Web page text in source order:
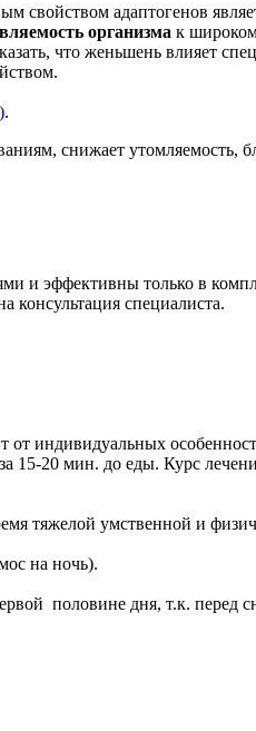
свойством адаптогенов
организма к
что женьшень влияет
.
снижает
и эффективны только в
консультация специалиста.
индивидуальных
15-20 мин. до еды. Курс
тяжелой умственной и
на ночь).
половине дня, т.к. перед